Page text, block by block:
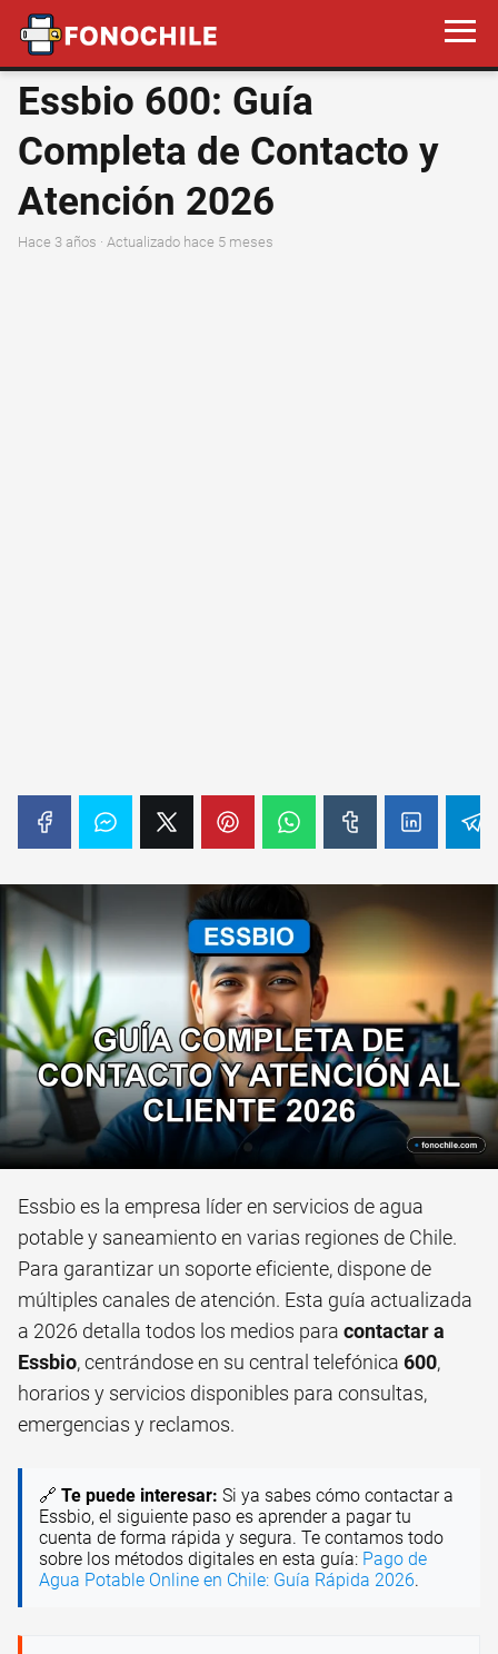
Essbio 600: Guía
Completa de Contacto y
Atención 2026
hace 3 años · Actualizado hace 5 meses
Essbio es la empresa líder en servicios de agua
potable y saneamiento en varias regiones de Chile.
Para garantizar un soporte eficiente, dispone de
múltiples canales de atención. Esta guía actualizada
a 2026 detalla todos los medios para contactar a
Essbio, centrándose en su central telefónica 600,
horarios y servicios disponibles para consultas,
emergencias y reclamos.
🔗 Te puede interesar: Si ya sabes cómo contactar a
Essbio, el siguiente paso es aprender a pagar tu
cuenta de forma rápida y segura. Te contamos todo
sobre los métodos digitales en esta guía: Pago de
Agua Potable Online en Chile: Guía Rápida 2026.